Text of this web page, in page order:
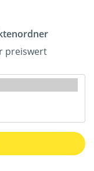
preiswert